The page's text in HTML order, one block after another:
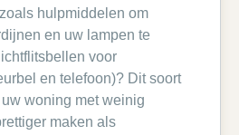
hulpmiddelen om
en uw lampen te
voor
en telefoon)? Dit soort
woning met weinig
maken als